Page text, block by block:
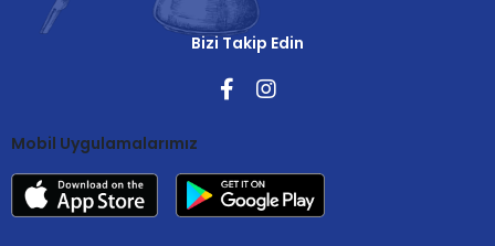
Bizi Takip Edin
Mobil Uygulamalarımız